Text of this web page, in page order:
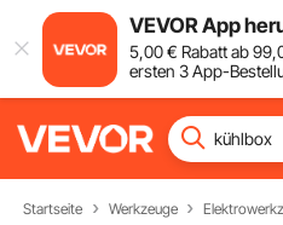
VEVOR App
5,00€ Rabatt ab99
ersten 3 App-
Startseite Werkzeuge